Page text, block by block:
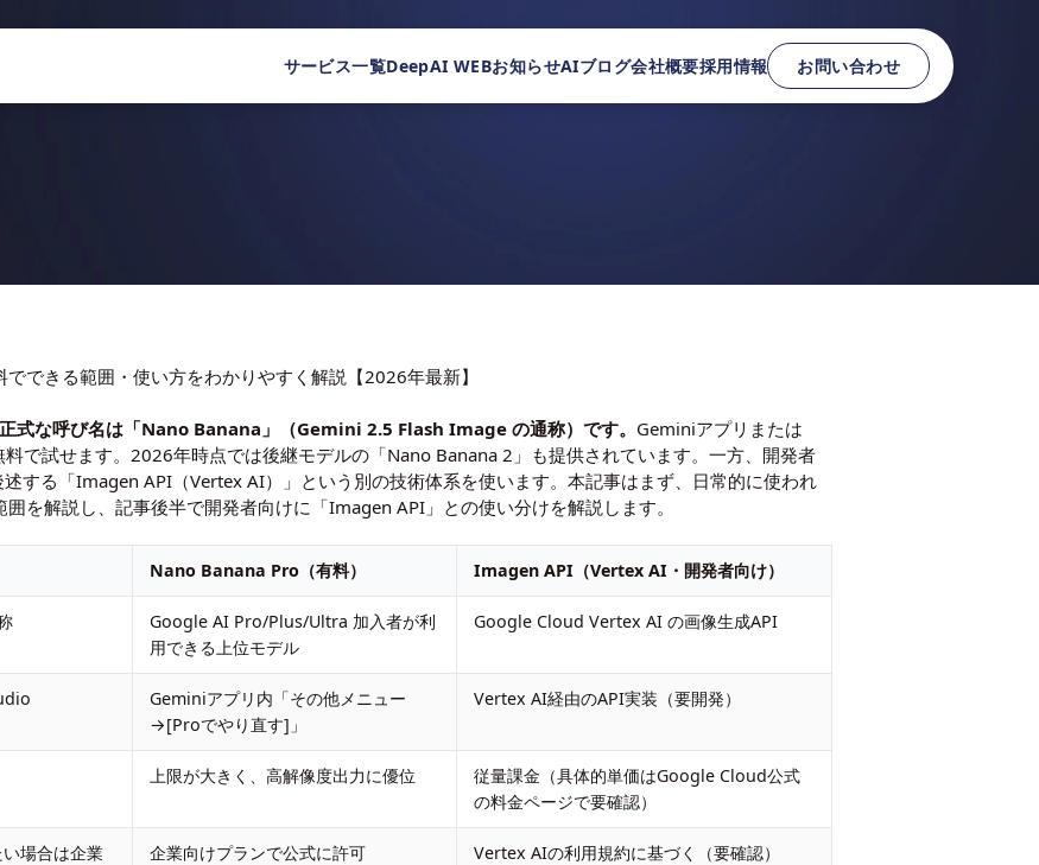
サービス一覧DeepAI WEBお知らせAIブログ会社概要採用情報 お問い合わせ
できる範囲・使い方をわかりやすく解説【2026年最新】
式な呼び名は「Nano Banana」（Gemini 2.5 Flash Image の通称）です。 Geminiアプリまたは
で試せます。2026年時点では後継モデルの「Nano Banana 2」も提供されています。一方、開発者
する「Imagen API（Vertex AI）」という別の技術体系を使います。本記事はまず、日常的に使われ
を解説し、記事後半で開発者向けに「Imagen API」との使い分けを解説します。
Nano Banana Pro（有料） Imagen API（Vertex AI・開発者向け）
Google AI Pro/Plus/Ultra 加入者が利
用できる上位モデル
Google Cloud Vertex AI の画像生成API
Geminiアプリ内「その他メニュー
→[Proでやり直す]」
Vertex AI経由のAPI実装（要開発）
上限が大きく、高解像度出力に優位
従量課金（具体的単価はGoogle Cloud公式
の料金ページで要確認）
場合は企業
企業向けプランで公式に許可 Vertex AIの利用規約に基づく（要確認）